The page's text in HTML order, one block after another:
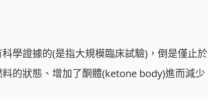
學證據的(是指大規模臨床試驗)，倒是僅止於
的狀態、增加了酮體(ketone body)進而減少